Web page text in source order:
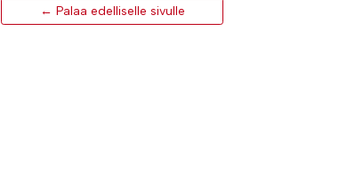
← Palaa edelliselle sivulle